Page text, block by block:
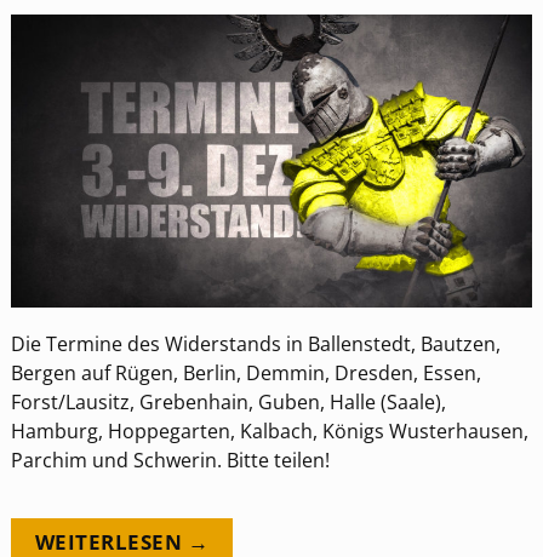
Die Termine des Widerstands in Ballenstedt, Bautzen,
Bergen auf Rügen, Berlin, Demmin, Dresden, Essen,
Forst/Lausitz, Grebenhain, Guben, Halle (Saale),
Hamburg, Hoppegarten, Kalbach, Königs Wusterhausen,
Parchim und Schwerin. Bitte teilen!
WEITERLESEN →